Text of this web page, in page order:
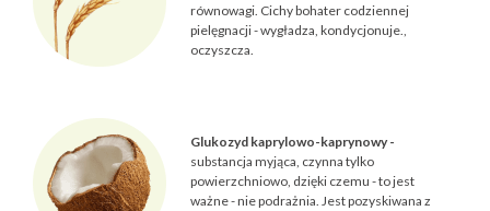
równowagi. Cichy bohater codziennej
pielęgnacji - wygładza, kondycjonuje.,
oczyszcza.
Glukozyd kaprylowo-kaprynowy -
substancja myjąca, czynna tylko
powierzchniowo, dzięki czemu - to jest
ważne - nie podrażnia. Jest pozyskiwana z